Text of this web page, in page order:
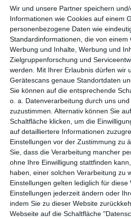
Wir und unsere Partner speichern
Informationen wie Cookies auf einem
personenbezogene Daten wie
Standardinformationen, die von
Werbung und Inhalte, Werbung und
Zielgruppenforschung und
werden.
Mit Ihrer Erlaubnis dürfen wir
Gerätescans genaue Standortdaten
Sie können auf die entsprechende
o. a. Datenverarbeitung durch uns
zuzustimmen. Alternativ können Sie
Schaltfläche klicken, um die
auf detailliertere Informationen
Einstellungen vor der Zustimmung zu
Sie, dass die Verarbeitung mancher
ohne Ihre Einwilligung stattfinden
haben, einer solchen Verarbeitung zu
Einstellungen gelten lediglich für
Einstellungen jederzeit ändern oder
indem Sie zu dieser Website
Webseite auf die Schaltfläche
TEILEN
Facebook, Twitter,
WEITERE KARTEN
KATEGORIEN
Allgemeine
Auf der
Schule und